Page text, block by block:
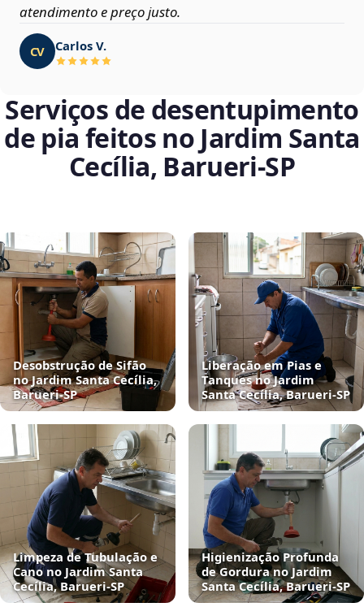
atendimento e preço justo.
CV Carlos V.
Serviços de desentupimento
de pia feitos no Jardim Santa
Cecília, Barueri‑SP
Desobstrução de Sifão
no Jardim Santa Cecília,
Barueri‑SP
Liberação em Pias e
Tanques no Jardim
Santa Cecília, Barueri‑SP
Limpeza de Tubulação e
Cano no Jardim Santa
Cecília, Barueri‑SP
Higienização Profunda
de Gordura no Jardim
Santa Cecília, Barueri‑SP